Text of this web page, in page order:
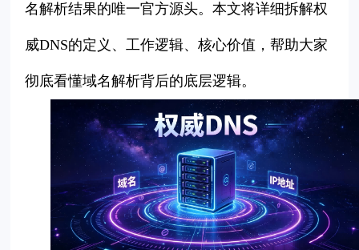
名解析结果的唯一官方源头。本文将详细拆解权
威DNS的定义、工作逻辑、核心价值，帮助大家
彻底看懂域名解析背后的底层逻辑。